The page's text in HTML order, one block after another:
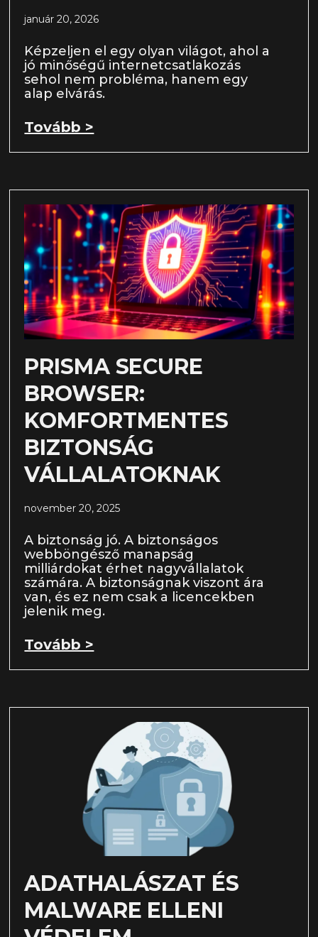
január 20, 2026
Képzeljen el egy olyan világot, ahol a
jó minőségű internetcsatlakozás
sehol nem probléma, hanem egy
alap elvárás.
Tovább >
PRISMA SECURE
BROWSER:
KOMFORTMENTES
BIZTONSÁG
VÁLLALATOKNAK
november 20, 2025
A biztonság jó. A biztonságos
webböngésző manapság
milliárdokat érhet nagyvállalatok
számára. A biztonságnak viszont ára
van, és ez nem csak a licencekben
jelenik meg.
Tovább >
ADATHALÁSZAT ÉS
MALWARE ELLENI